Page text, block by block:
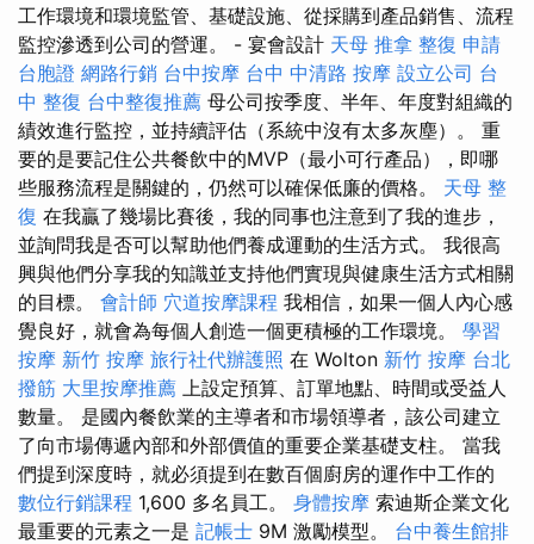
工作環境和環境監管、基礎設施、從採購到產品銷售、流程
監控滲透到公司的營運。 - 宴會設計 天母 推拿 整復 申請
台胞證 網路行銷 台中按摩 台中 中清路 按摩 設立公司 台
中 整復 台中整復推薦 母公司按季度、半年、年度對組織的
績效進行監控，並持續評估（系統中沒有太多灰塵）。 重
要的是要記住公共餐飲中的MVP（最小可行產品），即哪
些服務流程是關鍵的，仍然可以確保低廉的價格。 天母 整
復 在我贏了幾場比賽後，我的同事也注意到了我的進步，
並詢問我是否可以幫助他們養成運動的生活方式。 我很高
興與他們分享我的知識並支持他們實現與健康生活方式相關
的目標。 會計師 穴道按摩課程 我相信，如果一個人內心感
覺良好，就會為每個人創造一個更積極的工作環境。 學習
按摩 新竹 按摩 旅行社代辦護照 在 Wolton 新竹 按摩 台北
撥筋 大里按摩推薦 上設定預算、訂單地點、時間或受益人
數量。 是國內餐飲業的主導者和市場領導者，該公司建立
了向市場傳遞內部和外部價值的重要企業基礎支柱。 當我
們提到深度時，就必須提到在數百個廚房的運作中工作的
數位行銷課程 1,600 多名員工。 身體按摩 索迪斯企業文化
最重要的元素之一是 記帳士 9M 激勵模型。 台中養生館排